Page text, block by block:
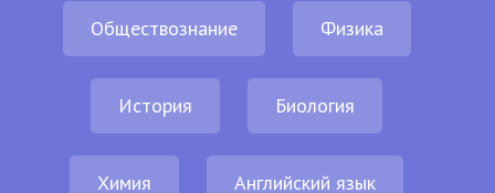
Обществознание Физика
История Биология
Химия Английский язык